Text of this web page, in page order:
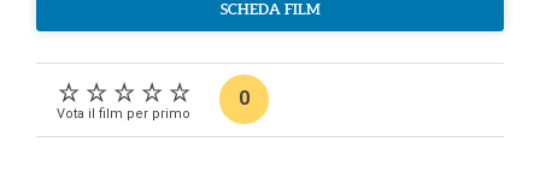
SCHEDA FILM
Vota il film per primo
0